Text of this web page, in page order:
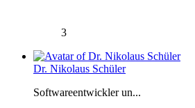
3
Dr. Nikolaus Schüler
Softwareentwickler un...